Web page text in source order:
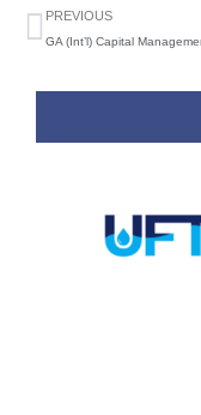
Prev
PREVIOUS